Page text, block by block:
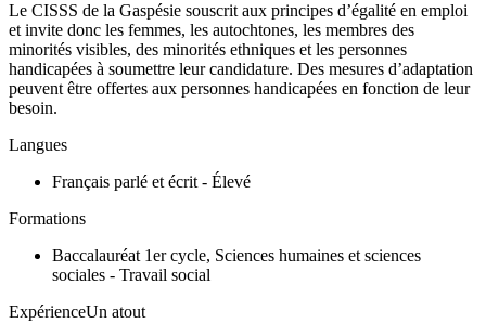
Le CISSS de la Gaspésie souscrit aux principes d’égalité en emploi
et invite donc les femmes, les autochtones, les membres des
minorités visibles, des minorités ethniques et les personnes
handicapées à soumettre leur candidature. Des mesures d’adaptation
peuvent être offertes aux personnes handicapées en fonction de leur
besoin.
Langues
Français parlé et écrit - Élevé
Formations
Baccalauréat 1er cycle, Sciences humaines et sciences
sociales - Travail social
ExpérienceUn atout